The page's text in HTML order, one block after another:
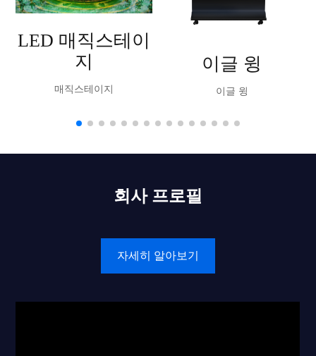
LED 매직스테이
지
매직스테이지
이글 윙
이글 윙
회사 프로필
자세히 알아보기